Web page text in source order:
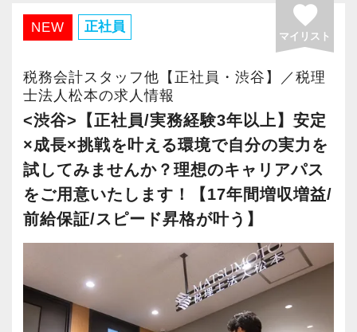
スタッフ全員に、仕事のやりがいと勉強、プラ
イベート等の健全な両立を目指してほしいと思
います。
【求む！協調して行動できる自律的なプロフェ
ッショナル！】
これからの税務会計業務は、単なる税法知識だ
けではなく、論理的思考力、コミュニケーショ
ン能力、主体性、協働性を持ちながら仕事をす
当社では、経験者の方には裁量権を大きく与え
ていますので、専門性と経験を最大限に発揮し
て、遠慮なく仕事に取り組んでください！
2021年6月にオープンしたオフィス。
新宿オフィスの精鋭スタッフが立ち上げメンバ
ーとして運営をスタートしました。
都心部ということもあり、IT系など最先端の技
術を取り扱うお客様が多いのが特徴です。
20代が中心となっており、専門学校が近くにあ
ることから資格取得に励むスタッフが多く活躍
しています。
若いメンバーが多く明るい雰囲気で、全員がや
る気に満ちあふれています。
自主性がある方には活躍できる舞台はいくらで
もご用意するので、この業界で何か成し遂げた
さらに2022年12月には「柏オフィス」を開設
し、2025年には大阪オフィスを増床するなど、
事業拡大を続けています。
安定性抜群の環境で自己成長を実現できます。
社員の持つ「やる・やりたい」という気持ちを
大事にしているため、資格を持っていなくて
も、スピーディーなキャリアアップが可能で
す！
充実した実務重視のOJTで、安心して職務経験
と知識をゼロから身に付けられます！
税務・会計の経験と知識を磨きながらステップ
アップを目指しませんか？
NEW 正社員 favorite
マイリスト
税務会計スタッフ他【正社員・渋谷】／税理
士法人松本の求人情報
<渋谷>【正社員/実務経験3年以上】安定
×成長×挑戦を叶える環境で自分の実力を
試してみませんか？理想のキャリアパス
をご用意いたします！【17年間増収増益/
前給保証/スピード昇格が叶う】